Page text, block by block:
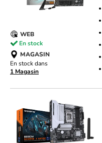
WEB
En stock
MAGASIN
En stock dans
1 Magasin